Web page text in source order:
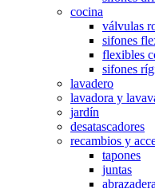
cocina
válvulas
sifones
flexibles
sifones
lavadero
lavadora y
jardín
desatascadores
recambios y
tapones
juntas